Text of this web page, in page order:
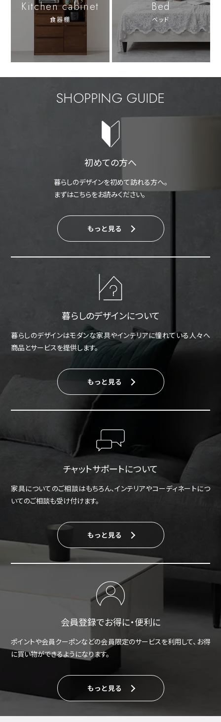
Kitchen cabinet
食器棚
Bed
ベッド
SHOPPING GUIDE
初めての方へ
暮らしのデザインを初めて訪れる方へ。
まずはこちらをお読みください。
もっと見る
暮らしのデザインについて
暮らしのデザインはモダンな家具やインテリアに憧れている人々へ
商品とサービスを提供します。
もっと見る
チャットサポートについて
家具についてのご相談はもちろん、インテリアやコーディネートにつ
いてのご相談も受け付けます。
もっと見る
会員登録でお得に・便利に
ポイントや会員クーポンなどの会員限定のサービスを利用して、お得
に買い物ができるようになります。
もっと見る